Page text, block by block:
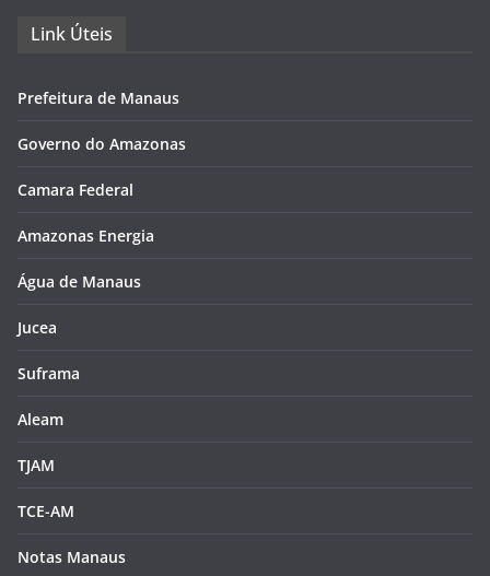
Link Úteis
Prefeitura de Manaus
Governo do Amazonas
Camara Federal
Amazonas Energia
Água de Manaus
Jucea
Suframa
Aleam
TJAM
TCE-AM
Notas Manaus